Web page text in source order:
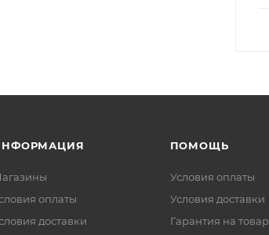
оплаты
доставки
ПОМОЩЬ
Условия оплаты
Условия доставки
Гарантия на товар